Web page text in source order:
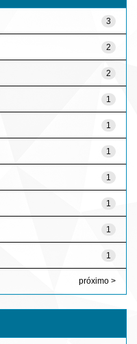
3
2
2
1
1
1
1
1
1
1
próximo >